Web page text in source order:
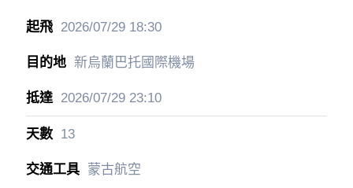
2026/07/2918:30
新烏蘭巴托國際機場
2026/07/2923:10
13
蒙古航空